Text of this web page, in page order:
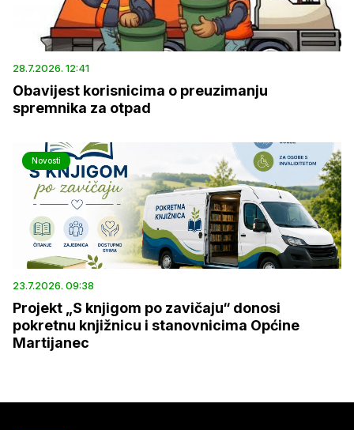
28.7.2026. 12:41
Obavijest korisnicima o preuzimanju
spremnika za otpad
Novosti
23.7.2026. 09:38
Projekt „S knjigom po zavičaju“ donosi
pokretnu knjižnicu i stanovnicima Općine
Martijanec